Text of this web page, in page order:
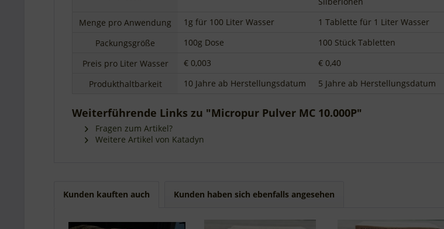
Menge pro Anwendung 1g für 100 Liter Wasser 1 Tablette für 1 Liter Wasser
Packungsgröße
100g Dose 100 Stück Tabletten
Preis pro Liter Wasser
€ 0,003 € 0,40
Produkthaltbarkeit
10 Jahre ab Herstellungsdatum 5 Jahre ab Herstellungsdatum
Weiterführende Links zu "Micropur Pulver MC 10.000P"
Fragen zum Artikel?
Weitere Artikel von Katadyn
Kunden kauften auch Kunden haben sich ebenfalls angesehen